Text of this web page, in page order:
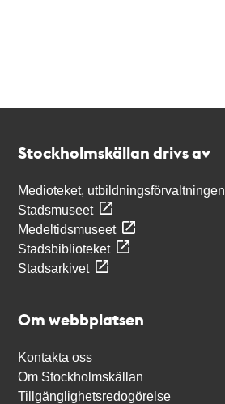
Stockholmskällan drivs av
Medioteket, utbildningsförvaltningen
Stadsmuseet
Medeltidsmuseet
Stadsbiblioteket
Stadsarkivet
Om webbplatsen
Kontakta oss
Om Stockholmskällan
Tillgänglighetsredogörelse